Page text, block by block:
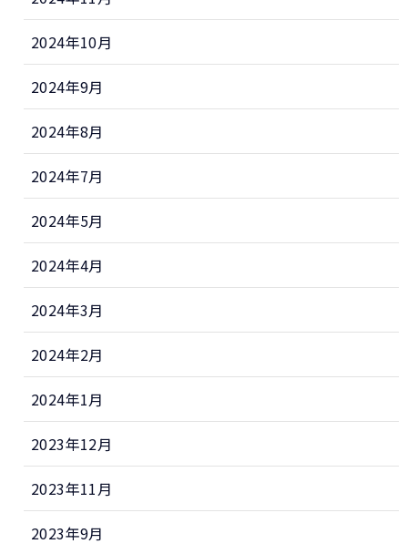
2024年10月
2024年9月
2024年8月
2024年7月
2024年5月
2024年4月
2024年3月
2024年2月
2024年1月
2023年12月
2023年11月
2023年9月